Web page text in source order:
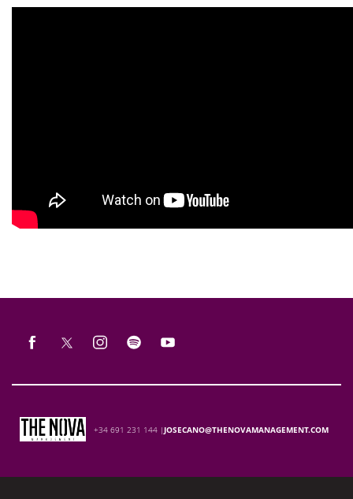
+34 691 231 144 | JOSECANO@THENOVAMANAGEMENT.COM